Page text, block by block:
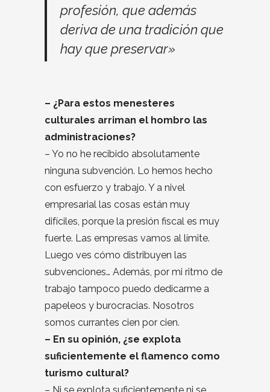
profesión, que además
deriva de una tradición que
hay que preservar»
– ¿Para estos menesteres
culturales arriman el hombro las
administraciones?
– Yo no he recibido absolutamente
ninguna subvención. Lo hemos hecho
con esfuerzo y trabajo. Y a nivel
empresarial las cosas están muy
difíciles, porque la presión fiscal es muy
fuerte. Las empresas vamos al límite.
Luego ves cómo distribuyen las
subvenciones… Además, por mi ritmo de
trabajo tampoco puedo dedicarme a
papeleos y burocracias. Nosotros
somos currantes cien por cien.
– En su opinión, ¿se explota
suficientemente el flamenco como
turismo cultural?